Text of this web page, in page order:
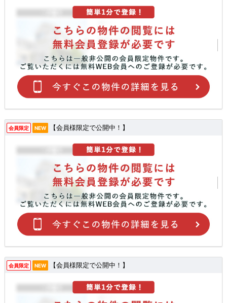
会員限定 NEW 【会員様限定で公開中！】
会員限定 NEW 【会員様限定で公開中！】